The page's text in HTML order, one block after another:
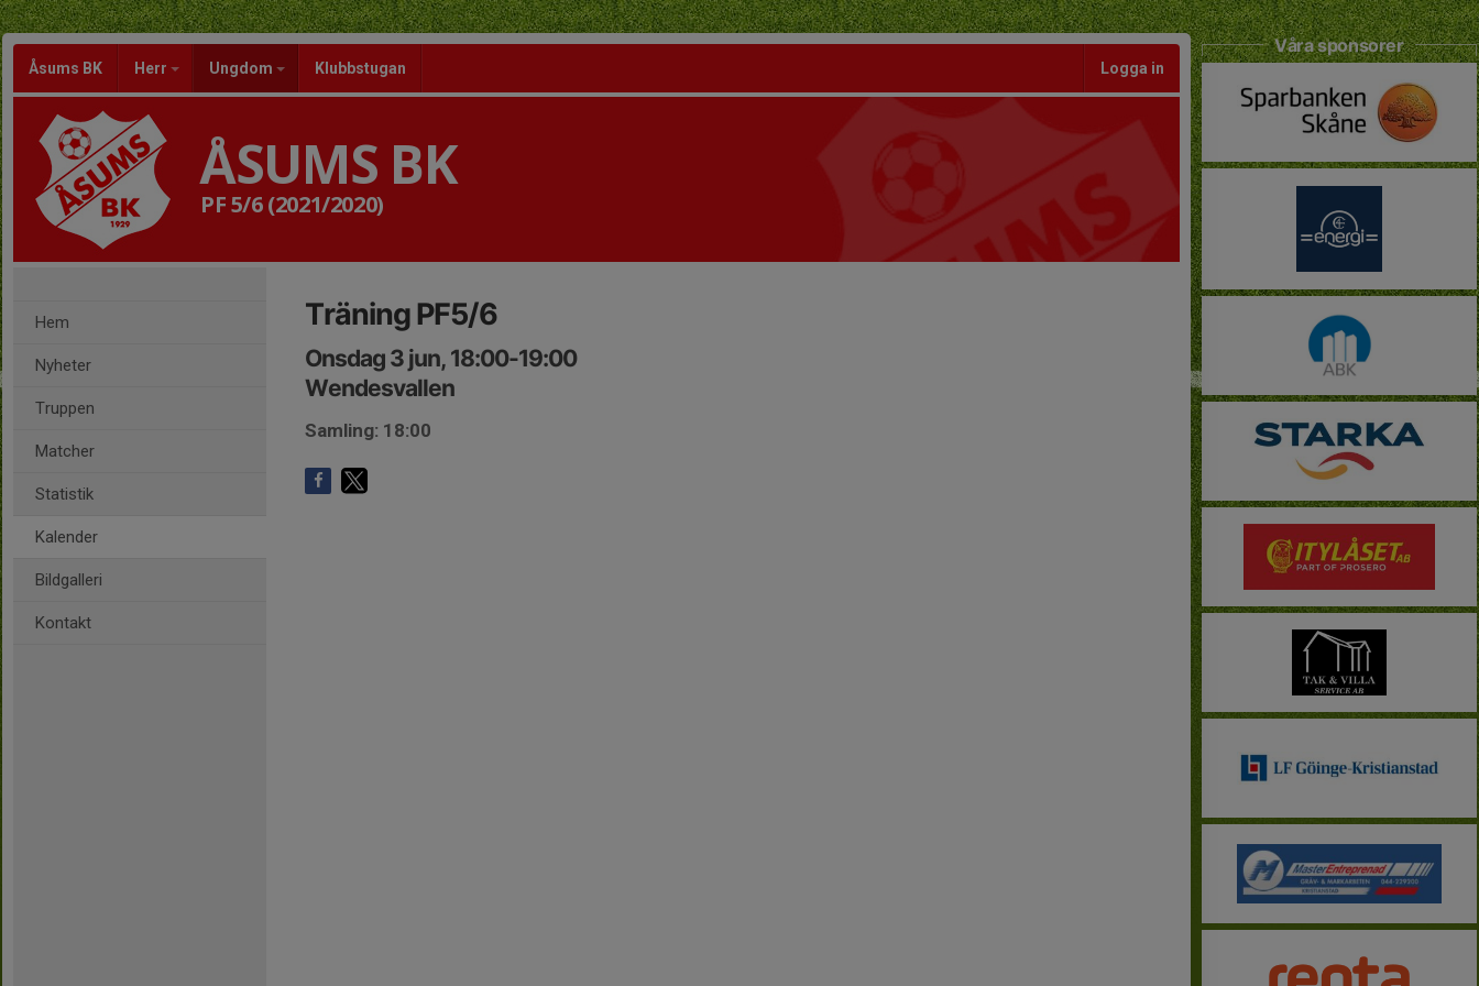
Åsums BK Herr Ungdom Klubbstugan Logga in
ÅSUMS BK
PF 5/6 (2021/2020)
Hem
Nyheter
Truppen
Matcher
Statistik
Kalender
Bildgalleri
Kontakt
Träning PF5/6
Onsdag 3 jun, 18:00-19:00
Wendesvallen
Samling: 18:00
Våra sponsorer